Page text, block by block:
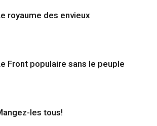
royaume des envieux
Front populaire sans le peuple
les tous!